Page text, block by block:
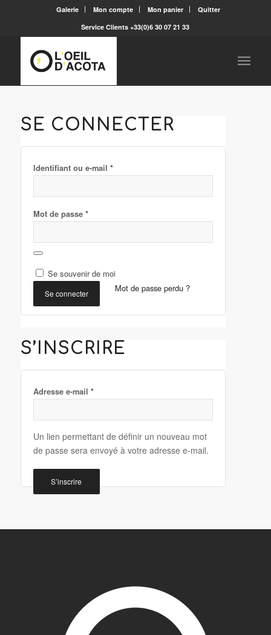
Galerie Mon compte Mon panier
Quitter
Service Clients +33(0)6 30 07 21 33
SE CONNECTER
Identifiant ou e-mail *
Mot de passe *
Se souvenir de moi
Se connecter Mot de passe perdu ?
S’INSCRIRE
Adresse e-mail *
Un lien permettant de définir un nouveau mot
de passe sera envoyé à votre adresse e-mail.
S’inscrire